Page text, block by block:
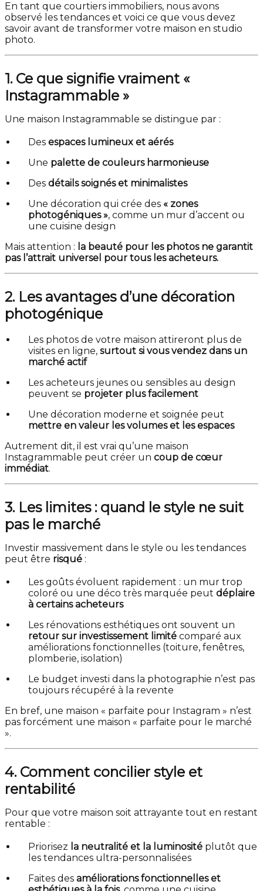
En tant que courtiers immobiliers, nous avons
observé les tendances et voici ce que vous devez
savoir avant de transformer votre maison en studio
photo.
1. Ce que signifie vraiment «
Instagrammable »
Une maison Instagrammable se distingue par :
Des espaces lumineux et aérés
Une palette de couleurs harmonieuse
Des détails soignés et minimalistes
Une décoration qui crée des « zones
photogéniques », comme un mur d’accent ou
une cuisine design
Mais attention : la beauté pour les photos ne garantit
pas l’attrait universel pour tous les acheteurs.
2. Les avantages d’une décoration
photogénique
Les photos de votre maison attireront plus de
visites en ligne, surtout si vous vendez dans un
marché actif
Les acheteurs jeunes ou sensibles au design
peuvent se projeter plus facilement
Une décoration moderne et soignée peut
mettre en valeur les volumes et les espaces
Autrement dit, il est vrai qu’une maison
Instagrammable peut créer un coup de cœur
immédiat.
3. Les limites : quand le style ne suit
pas le marché
Investir massivement dans le style ou les tendances
peut être risqué :
Les goûts évoluent rapidement : un mur trop
coloré ou une déco très marquée peut déplaire
à certains acheteurs
Les rénovations esthétiques ont souvent un
retour sur investissement limité comparé aux
améliorations fonctionnelles (toiture, fenêtres,
plomberie, isolation)
Le budget investi dans la photographie n’est pas
toujours récupéré à la revente
En bref, une maison « parfaite pour Instagram » n’est
pas forcément une maison « parfaite pour le marché
».
4. Comment concilier style et
rentabilité
Pour que votre maison soit attrayante tout en restant
rentable :
Priorisez la neutralité et la luminosité plutôt que
les tendances ultra-personnalisées
Faites des améliorations fonctionnelles et